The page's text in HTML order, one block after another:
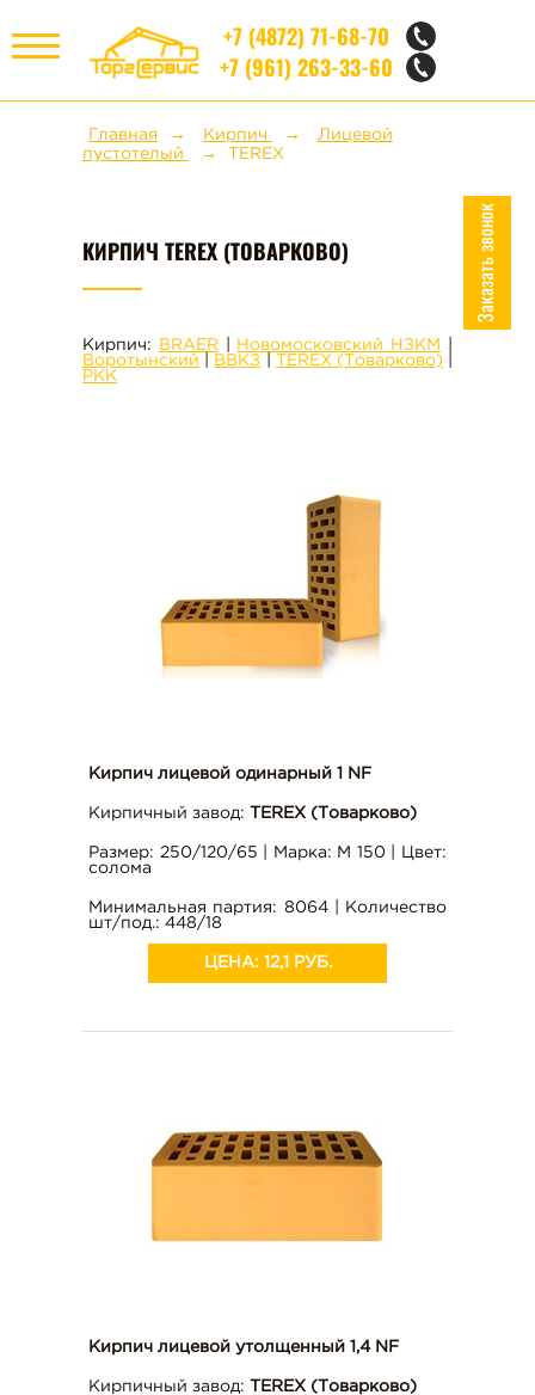
МЕНЮ
КИРПИЧ
СТРОИТЕЛЬНЫЕ БЛОКИ
г. Тула, ул. С. Перовской, д. 4, оф. 10
+7 (4872) 71-68-70
+7 (961) 263-33-60
Главная Кирпич
Лицевой
пустотелый
TEREX
КИРПИЧ TEREX (ТОВАРКОВО)
Кирпич: BRAER Новомосковский НЗКМ
Воротынский
ВВКЗ TEREX (Товарково)
РКК
Кирпич лицевой одинарный 1 NF
Кирпичный завод: TEREX (Товарково)
Размер: 250/120/65 | Марка: М 150 | Цвет:
солома
Минимальная партия: 8064 | Количество
шт/под.: 448/18
ЦЕНА: 12,1 РУБ.
Кирпич лицевой утолщенный 1,4 NF
Кирпичный завод: TEREX (Товарково)
Заказать звонок